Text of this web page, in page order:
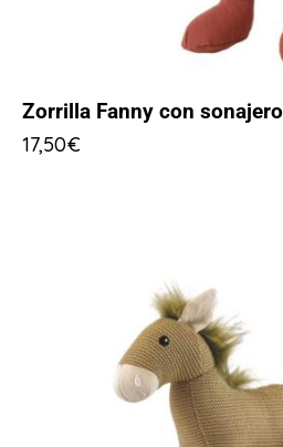
Zorrilla Fanny con sonajero
17,50€